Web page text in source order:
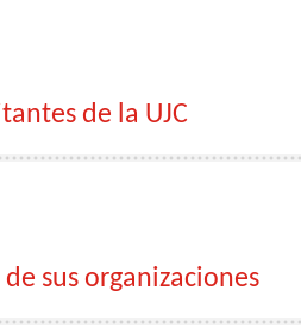
de la UJC
sus organizaciones